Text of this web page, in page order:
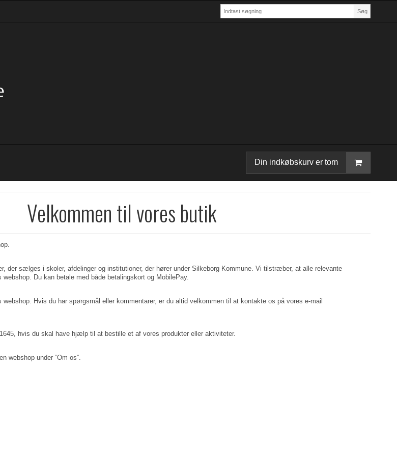
Søg
Din indkøbskurv er tom
Velkommen til vores butik
der sælges i skoler, afdelinger og institutioner, der hører under Silkeborg Kommune. Vi tilstræber, at alle relevante
Du kan betale med både betalingskort og MobilePay.
Hvis du har spørgsmål eller kommentarer, er du altid velkommen til at kontakte os på vores e-mail
hvis du skal have hjælp til at bestille et af vores produkter eller aktiviteter.
webshop under ”Om os”.